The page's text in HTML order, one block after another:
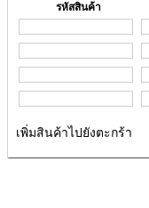
รหัสสินค้า
เพิ่มสินค้าไปยังตะกร้า